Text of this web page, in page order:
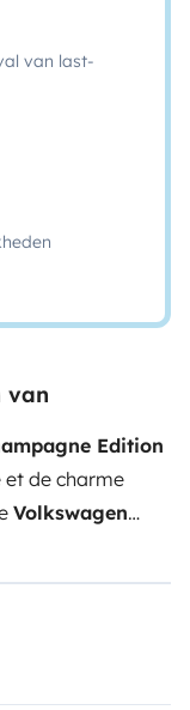
van last-
van
Edition
et de charme
Volkswagen
icône